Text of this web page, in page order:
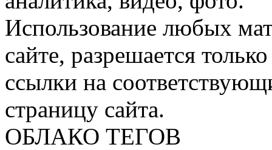
Использование любых
сайте, разрешается
ссылки на
страницу сайта.
ОБЛАКО ТЕГОВ